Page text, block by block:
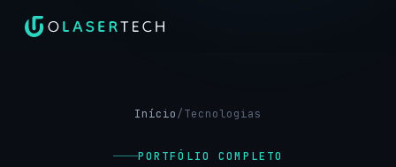
Início/Tecnologias
PORTFÓLIO COMPLETO